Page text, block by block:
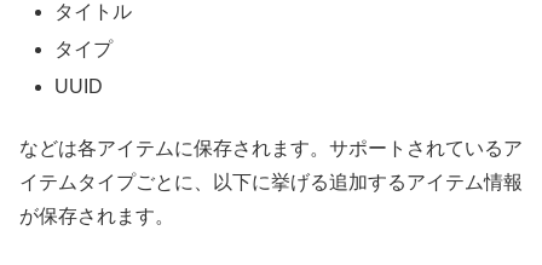
タイトル
タイプ
UUID
などは各アイテムに保存されます。サポートされているア
イテムタイプごとに、以下に挙げる追加するアイテム情報
が保存されます。